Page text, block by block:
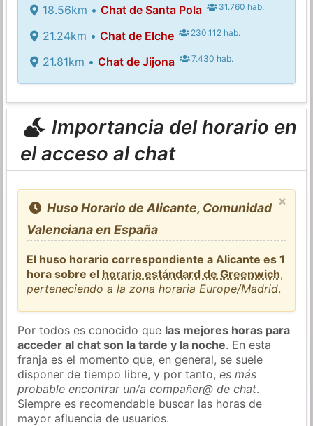
18.56km • Chat de Santa Pola 31.760 hab.
21.24km • Chat de Elche 230.112 hab.
21.81km • Chat de Jijona 7.430 hab.
Importancia del horario en
el acceso al chat
×
Huso Horario de Alicante, Comunidad
Valenciana en España
El huso horario correspondiente a Alicante es 1
hora sobre el horario estándard de Greenwich,
perteneciendo a la zona horaria Europe/Madrid.
Por todos es conocido que las mejores horas para
acceder al chat son la tarde y la noche. En esta
franja es el momento que, en general, se suele
disponer de tiempo libre, y por tanto,es más
probable encontrar un/a compañer@ de chat.
Siempre es recomendable buscar las horas de
mayor afluencia de usuarios.